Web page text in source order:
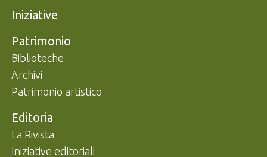
Iniziative
Patrimonio
Biblioteche
Archivi
Patrimonio artistico
Editoria
La Rivista
Iniziative editoriali